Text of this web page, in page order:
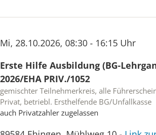
Mi, 28.10.2026, 08:30 - 16:15 Uhr
Erste Hilfe Ausbildung (BG-
2026/EHA PRIV./1052
gemischter Teilnehmerkreis, alle
Privat, betriebl. Ersthelfende BG/Unfallkasse
auch Privatzahler zugelassen